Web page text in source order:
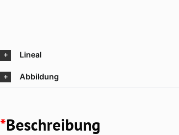
Lineal
Abbildung
*Beschreibung